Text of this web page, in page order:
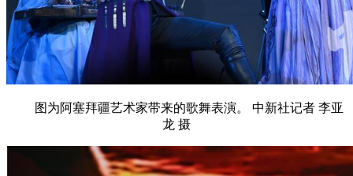
图为阿塞拜疆艺术家带来的歌舞表演。 中新社记者 李亚
龙 摄